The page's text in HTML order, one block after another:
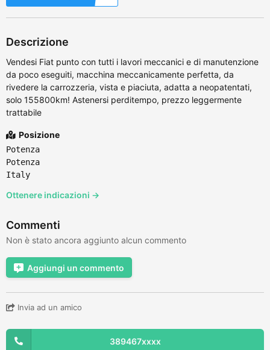
Descrizione
Vendesi Fiat punto con tutti i lavori meccanici e di manutenzione
da poco eseguiti, macchina meccanicamente perfetta, da
rivedere la carrozzeria, vista e piaciuta, adatta a neopatentati,
solo 155800km! Astenersi perditempo, prezzo leggermente
trattabile
Posizione
Potenza
Potenza
Italy
Ottenere indicazioni →
Commenti
Non è stato ancora aggiunto alcun commento
Aggiungi un commento
Invia ad un amico
389467xxxx